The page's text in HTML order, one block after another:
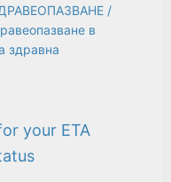
/
в
здравна